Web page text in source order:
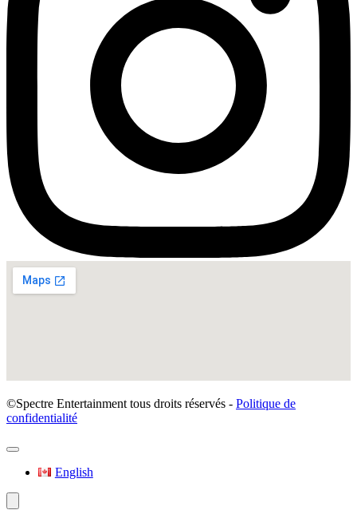
©Spectre Entertainment tous droits réservés - Politique de
confidentialité
English